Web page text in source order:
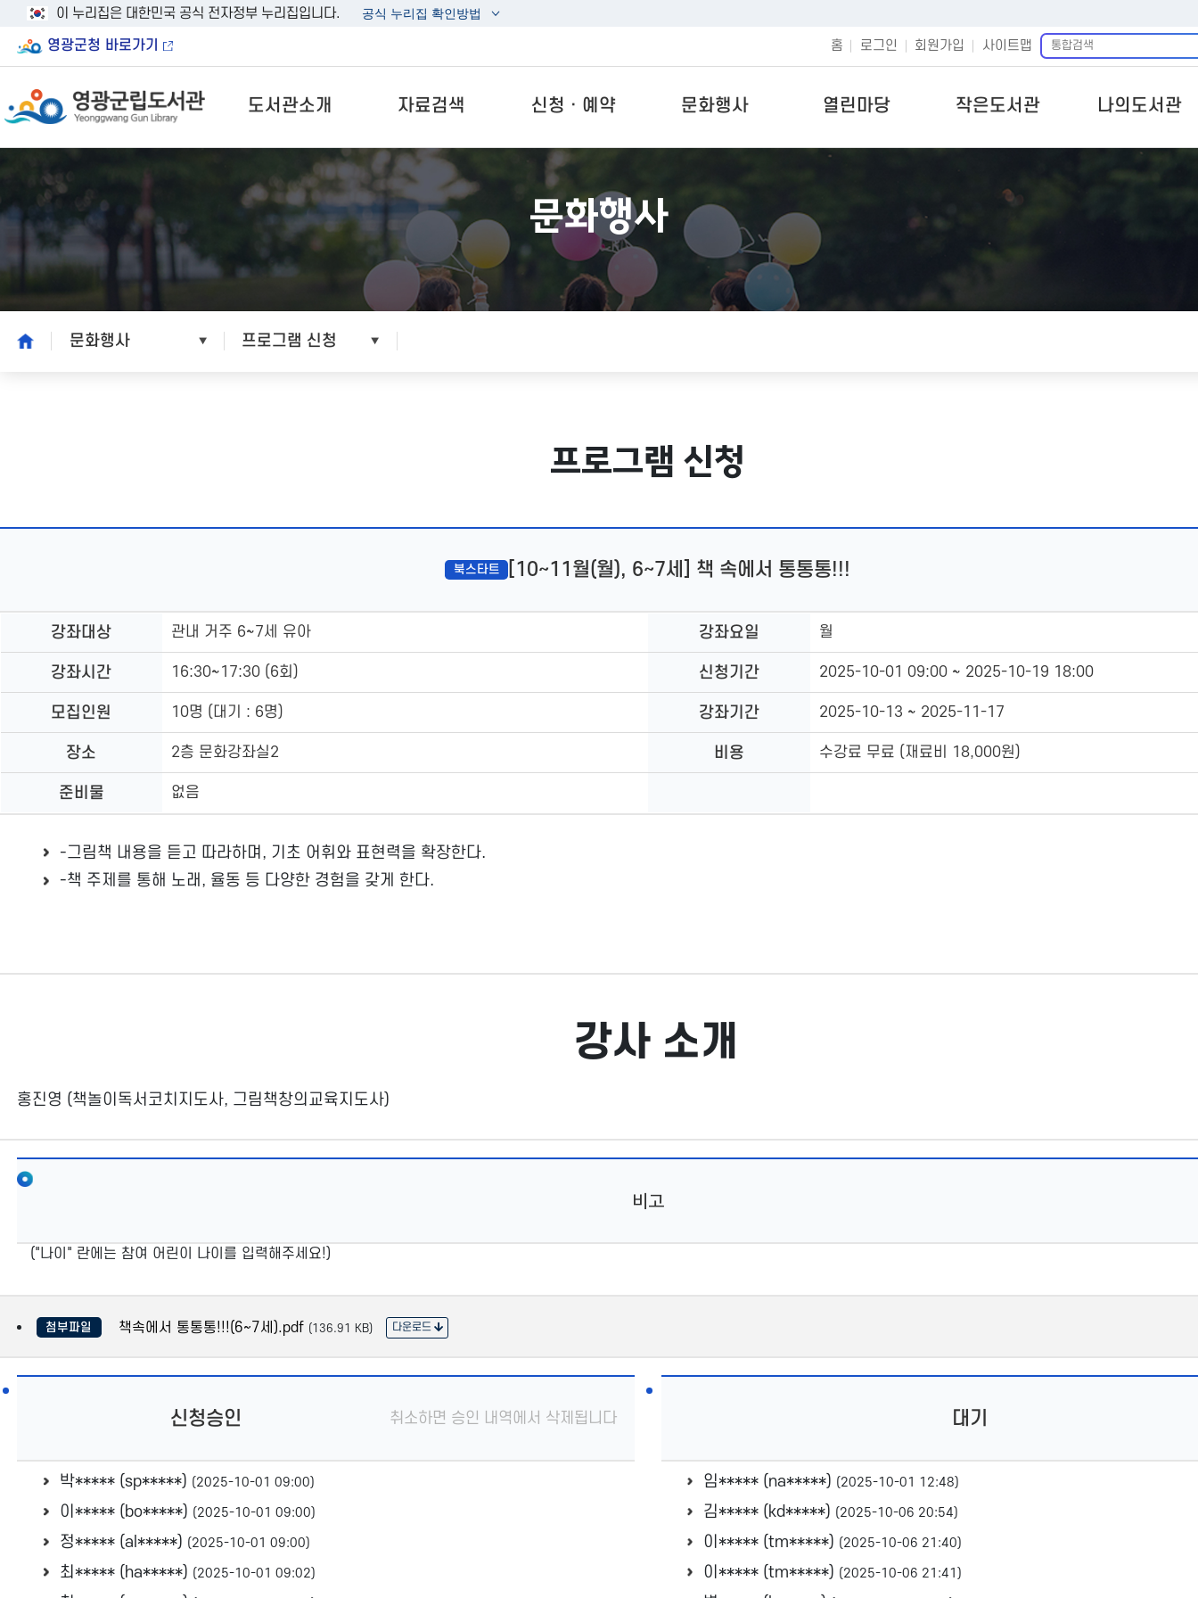
이 누리집은 대한민국 공식 전자정부 누리집입니다. 공식 누리집 확인방법
영광군청 바로가기 홈 로그인 회원가입 사이트맵
통
합
도서관소개 자료검색 신청ㆍ예약 문화행사 열린마당 작은도서관 나의도서관
문화행사
home 문화행사 프로그램 신청
프로그램 신청
북스타트 [10~11월(월), 6~7세] 책 속에서 통통통!!!
로
램
보
강좌대상 관내 거주 6~7세 유아 강좌요일 월
강좌시간 16:30~17:30 (6회) 신청기간 2025-10-01 09:00 ~ 2025-10-19 18:00
모집인원 10명 (대기 : 6명) 강좌기간 2025-10-13 ~ 2025-11-17
장소 2층 문화강좌실2 비용 수강료 무료 (재료비 18,000원)
준비물 없음
-그림책 내용을 듣고 따라하며, 기초 어휘와 표현력을 확장한다.
-책 주제를 통해 노래, 율동 등 다양한 경험을 갖게 한다.
강사 소개
홍진영 (책놀이독서코치지도사, 그림책창의교육지도사)
비고
("나이" 란에는 참여 어린이 나이를 입력해주세요!)
첨부파일 책속에서 통통통!!!(6~7세).pdf (136.91 KB) 다운로드
신청승인 취소하면 승인 내역에서 삭제됩니다
박***** (sp*****) (2025-10-01 09:00)
이***** (bo*****) (2025-10-01 09:00)
정***** (al*****) (2025-10-01 09:00)
최***** (ha*****) (2025-10-01 09:02)
대기
임***** (na*****) (2025-10-01 12:48)
김***** (kd*****) (2025-10-06 20:54)
이***** (tm*****) (2025-10-06 21:40)
이***** (tm*****) (2025-10-06 21:41)